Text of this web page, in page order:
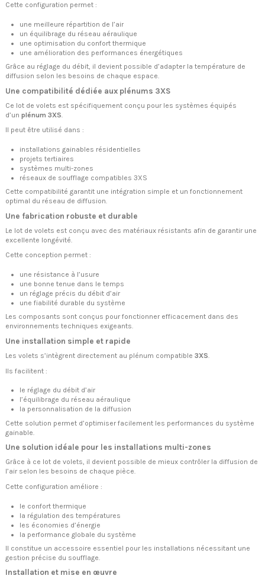
Cette configuration permet :
une meilleure répartition de l’air
un équilibrage du réseau aéraulique
une optimisation du confort thermique
une amélioration des performances énergétiques
Grâce au réglage du débit, il devient possible d’adapter la température de
diffusion selon les besoins de chaque espace.
Une compatibilité dédiée aux plénums 3XS
Ce lot de volets est spécifiquement conçu pour les systèmes équipés
d’un plénum 3XS
Il peut être utilisé dans :
installations gainables résidentielles
projets tertiaires
systèmes multi-zones
réseaux de soufflage compatibles 3XS
Cette compatibilité garantit une intégration simple et un fonctionnement
optimal du réseau de diffusion.
Une fabrication robuste et durable
Le lot de volets est conçu avec des matériaux résistants afin de garantir une
excellente longévité.
Cette conception permet :
une résistance à l’usure
une bonne tenue dans le temps
un réglage précis du débit d’air
une fiabilité durable du système
Les composants sont conçus pour fonctionner efficacement dans des
environnements techniques exigeants.
Une installation simple et rapide
Les volets s’intègrent directement au plénum compatible 3XS.
Ils facilitent :
le réglage du débit d’air
l’équilibrage du réseau aéraulique
la personnalisation de la diffusion
Cette solution permet d’optimiser facilement les performances du système
gainable.
Une solution idéale pour les installations multi-zones
Grâce à ce lot de volets, il devient possible de mieux contrôler la diffusion de
l’air selon les besoins de chaque pièce.
Cette configuration améliore :
le confort thermique
la régulation des températures
les économies d’énergie
la performance globale du système
Il constitue un accessoire essentiel pour les installations nécessitant une
gestion précise du soufflage.
Installation et mise en œuvre